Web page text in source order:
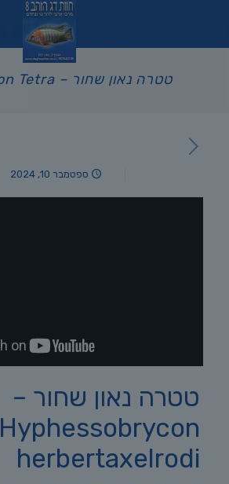
טטרה נאון שחור – Black Neon Tetra
ספטמבר 10, 2024
טטרה נאון שחור –
Hyphessobrycon
herbertaxelrodi